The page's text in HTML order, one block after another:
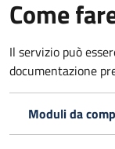
Come
Il servizio può
documentazione
Moduli da